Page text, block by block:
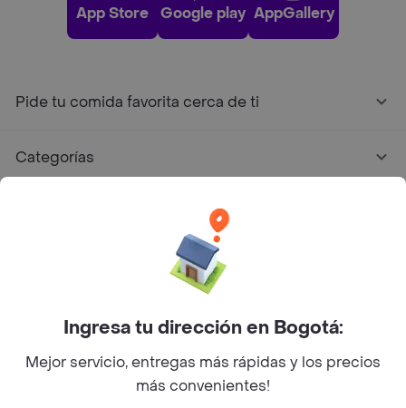
App Store Google play AppGallery
Pide tu comida favorita cerca de ti
Categorías
Facebook
Twitter
Instagram
©2026Rappi Inc. All rights reserved.
Ingresa tu dirección en Bogotá:
Mejor servicio, entregas más rápidas y los precios
más convenientes!